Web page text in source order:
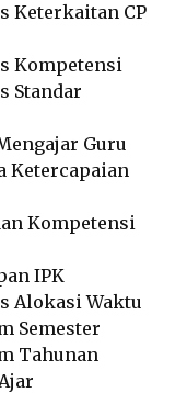
Keterkaitan CP
Kompetensi
Standar
Guru
Ketercapaian
Kompetensi
IPK
Alokasi Waktu
Semester
Tahunan